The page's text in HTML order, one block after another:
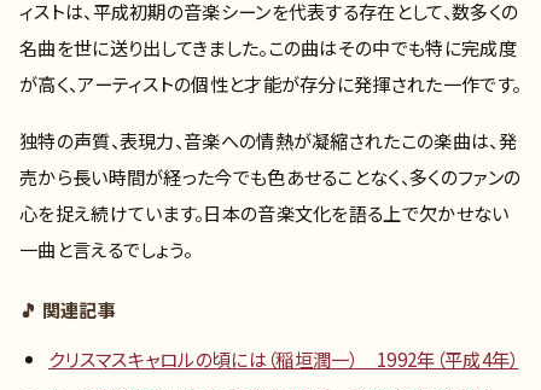
ィストは、平成初期の音楽シーンを代表する存在として、数多くの
名曲を世に送り出してきました。この曲はその中でも特に完成度
が高く、アーティストの個性と才能が存分に発揮された一作です。
独特の声質、表現力、音楽への情熱が凝縮されたこの楽曲は、発
売から長い時間が経った今でも色あせることなく、多くのファンの
心を捉え続けています。日本の音楽文化を語る上で欠かせない
一曲と言えるでしょう。
🎵 関連記事
クリスマスキャロルの頃には（稲垣潤一） 1992年（平成4年）